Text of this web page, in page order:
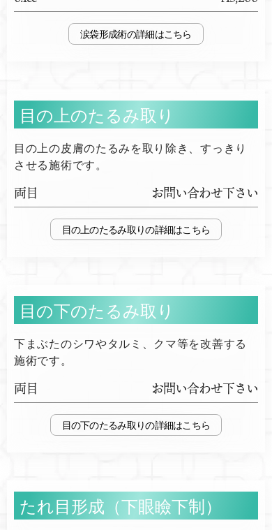
涙袋形成術
目の上のたるみ取り
目の上の皮膚のたるみを取り除き、すっきり
させる施術です。
両目 お問い合わせ下さい
目の上のたるみ取り
目の下のたるみ取り
下まぶたのシワやタルミ、クマ等を改善する
施術です。
両目 お問い合わせ下さい
目の下のたるみ取り
たれ目形成（下眼瞼下制）